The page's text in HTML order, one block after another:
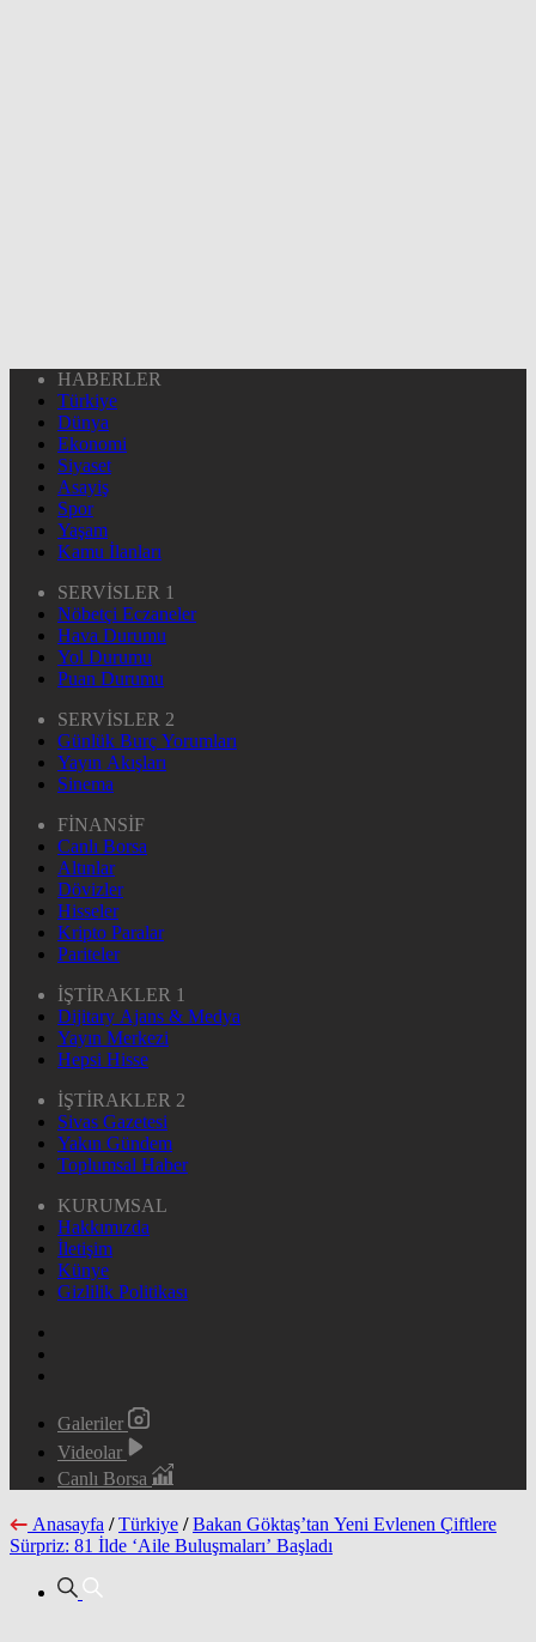
HABERLER
Türkiye
Dünya
Ekonomi
Siyaset
Asayiş
Spor
Yaşam
Kamu İlanları
SERVİSLER 1
Nöbetçi Eczaneler
Hava Durumu
Yol Durumu
Puan Durumu
SERVİSLER 2
Günlük Burç Yorumları
Yayın Akışları
Sinema
FİNANSİF
Canlı Borsa
Altınlar
Dövizler
Hisseler
Kripto Paralar
Pariteler
İŞTİRAKLER 1
Dijitary Ajans & Medya
Yayın Merkezi
Hepsi Hisse
İŞTİRAKLER 2
Sivas Gazetesi
Yakın Gündem
Toplumsal Haber
KURUMSAL
Hakkımızda
İletişim
Künye
Gizlilik Politikası
Galeriler
Videolar
Canlı Borsa
Anasayfa / Türkiye / Bakan Göktaş’tan Yeni Evlenen Çiftlere
Sürpriz: 81 İlde ‘Aile Buluşmaları’ Başladı